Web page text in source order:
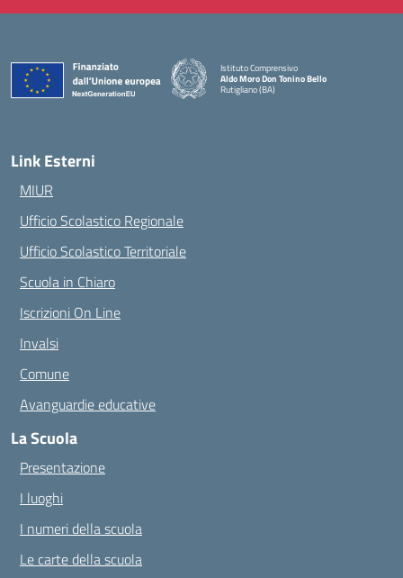
Istituto Comprensivo
Aldo Moro Don Tonino Bello
Rutigliano (BA)
— Visita la pagina iniziale della scuola
Link Esterni
MIUR
Ufficio Scolastico Regionale
Ufficio Scolastico Territoriale
Scuola in Chiaro
Iscrizioni On Line
Invalsi
Comune
Avanguardie educative
La Scuola
Presentazione
I luoghi
I numeri della scuola
Le carte della scuola